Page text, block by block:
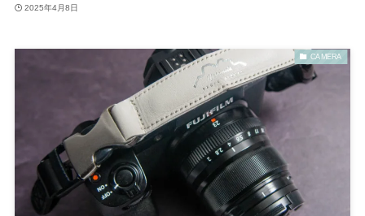
2025年4月8日
CAMERA